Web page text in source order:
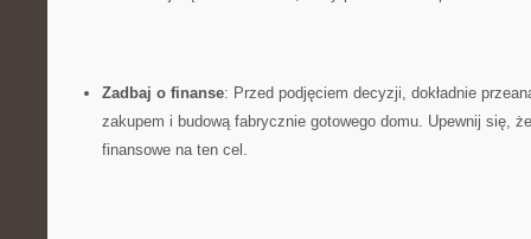
Zadbaj ​o finanse: Przed⁤ podjęciem decyzji, dokładnie
zakupem ‌i budową fabrycznie ‌gotowego ⁢domu. Upewnij⁣ się,
finansowe na ⁤ten cel.